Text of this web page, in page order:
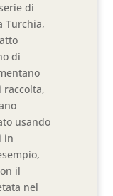
di
Turchia,
di
raccolta,
usando
in
il
nel